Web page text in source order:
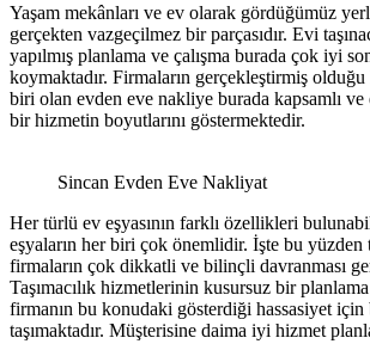
Yaşam mekânları ve ev olarak gördüğümüz
gerçekten vazgeçilmez bir parçasıdır. Evi
yapılmış planlama ve çalışma burada çok iyi
koymaktadır. Firmaların gerçekleştirmiş
biri olan evden eve nakliye burada kapsamlı ve
bir hizmetin boyutlarını göstermektedir.
Sincan Evden Eve Nakliyat
Her türlü ev eşyasının farklı özellikleri
eşyaların her biri çok önemlidir. İşte bu yüzden
firmaların çok dikkatli ve bilinçli davranması
Taşımacılık hizmetlerinin kusursuz bir
firmanın bu konudaki gösterdiği hassasiyet
taşımaktadır. Müşterisine daima iyi hizmet